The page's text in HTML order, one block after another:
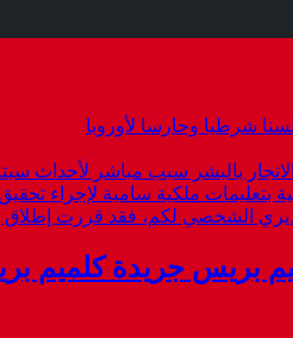
شرطيا وحارسا لأوروبا
بالبشر سبب مباشر لأحداث
بتعليمات ملكية سامية لإجراء
الشخصي لكم، فقد قررت
بريس جريدة كلميم